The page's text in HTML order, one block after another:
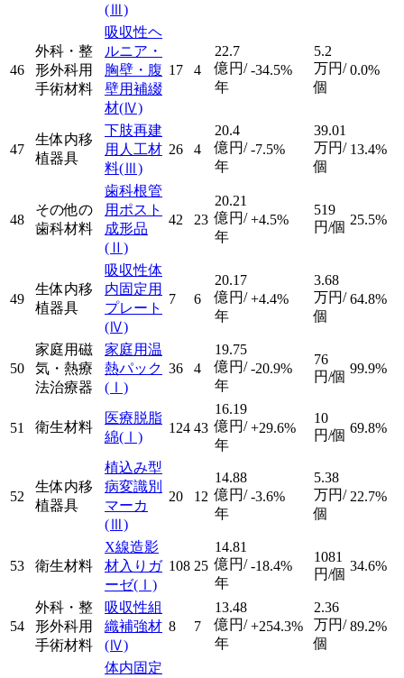
(Ⅲ)
46
外科・整
形外科用
手術材料
吸収性ヘ
ルニア・
胸壁・腹
壁用補綴
材(Ⅳ)
17 4
22.7
億円/
年
-34.5%
5.2
万円/
個
0.0%
47
生体内移
植器具
下肢再建
用人工材
料(Ⅲ)
26 4
20.4
億円/
年
-7.5%
39.01
万円/
個
13.4%
48
その他の
歯科材料
歯科根管
用ポスト
成形品
(Ⅱ)
42 23
20.21
億円/
年
+4.5%
519
円/個 25.5%
49
生体内移
植器具
吸収性体
内固定用
プレート
(Ⅳ)
7 6
20.17
億円/
年
+4.4%
3.68
万円/
個
64.8%
50
家庭用磁
気・熱療
法治療器
家庭用温
熱パック
(Ⅰ)
36 4
19.75
億円/
年
-20.9%
76
円/個
99.9%
51 衛生材料
医療脱脂
綿(Ⅰ)
124 43
16.19
億円/
年
+29.6%
10
円/個 69.8%
52
生体内移
植器具
植込み型
病変識別
マーカ
(Ⅲ)
20 12
14.88
億円/
年
-3.6%
5.38
万円/
個
22.7%
53 衛生材料
X線造影
材入りガ
ーゼ(Ⅰ)
108 25
14.81
億円/
年
-18.4%
1081
円/個
34.6%
54
外科・整
形外科用
手術材料
吸収性組
織補強材
(Ⅳ)
8 7
13.48
億円/
年
+254.3%
2.36
万円/
個
89.2%
体内固定